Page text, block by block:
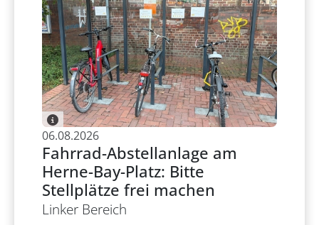
06.08.2026
Fahrrad-Abstellanlage am
Herne-Bay-Platz: Bitte
Stellplätze frei machen
Linker Bereich